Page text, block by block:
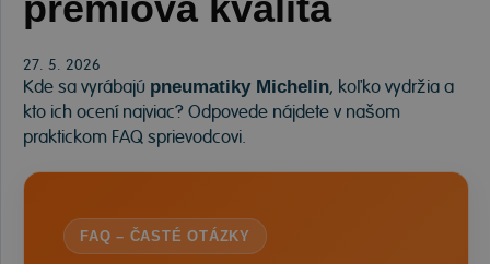
27. 5. 2026
Kde sa vyrábajú pneumatiky Michelin, koľko vydržia a
kto ich ocení najviac? Odpovede nájdete v našom
praktickom FAQ sprievodcovi.
FAQ – ČASTÉ OTÁZKY